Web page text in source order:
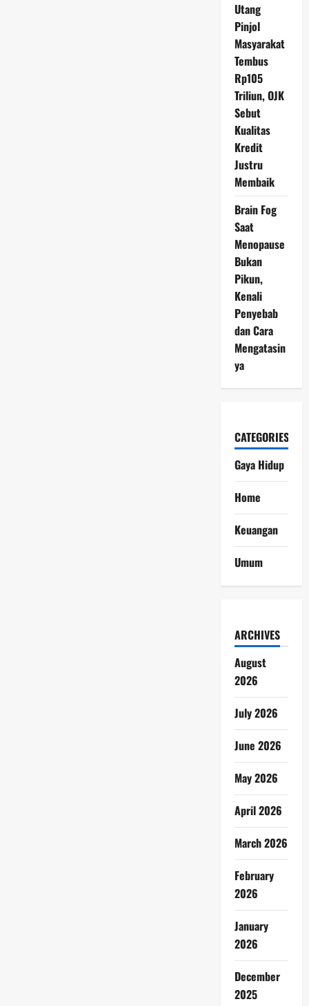
Utang
Pinjol
Masyarakat
Tembus
Rp105
Triliun, OJK
Sebut
Kualitas
Kredit
Justru
Membaik
Brain Fog
Saat
Menopause
Bukan
Pikun,
Kenali
Penyebab
dan Cara
Mengatasin
ya
CATEGORIES
Gaya Hidup
Home
Keuangan
Umum
ARCHIVES
August
2026
July 2026
June 2026
May 2026
April 2026
March 2026
February
2026
January
2026
December
2025